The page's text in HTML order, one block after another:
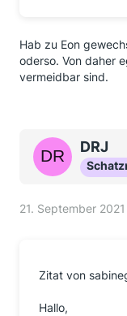
Hab zu Eon
oderso. Von daher
vermeidbar sind.
DRJ
21. September
Zitat von
Hallo,